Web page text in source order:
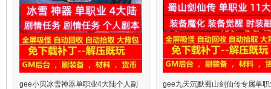
gee小贝冰雪神器单职业4大陆个人副
gee九天沉默蜀山剑仙传专属单